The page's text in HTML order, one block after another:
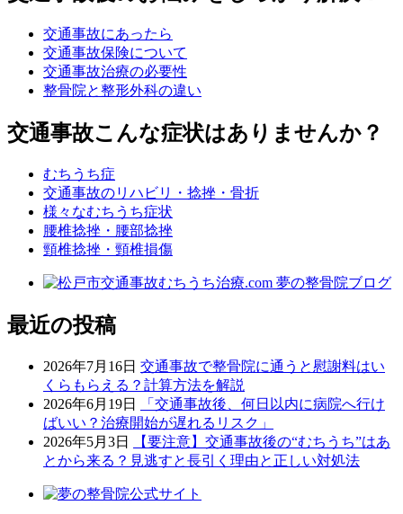
交通事故にあったら
交通事故保険について
交通事故治療の必要性
整骨院と整形外科の違い
交通事故こんな症状はありませんか？
むちうち症
交通事故のリハビリ・捻挫・骨折
様々なむちうち症状
腰椎捻挫・腰部捻挫
頸椎捻挫・頸椎損傷
最近の投稿
2026年7月16日 交通事故で整骨院に通うと慰謝料はい
くらもらえる？計算方法を解説
2026年6月19日
「交通事故後、何日以内に病院へ行け
ばいい？治療開始が遅れるリスク」
2026年5月3日
【要注意】交通事故後の“むちうち”はあ
とから来る？見逃すと長引く理由と正しい対処法